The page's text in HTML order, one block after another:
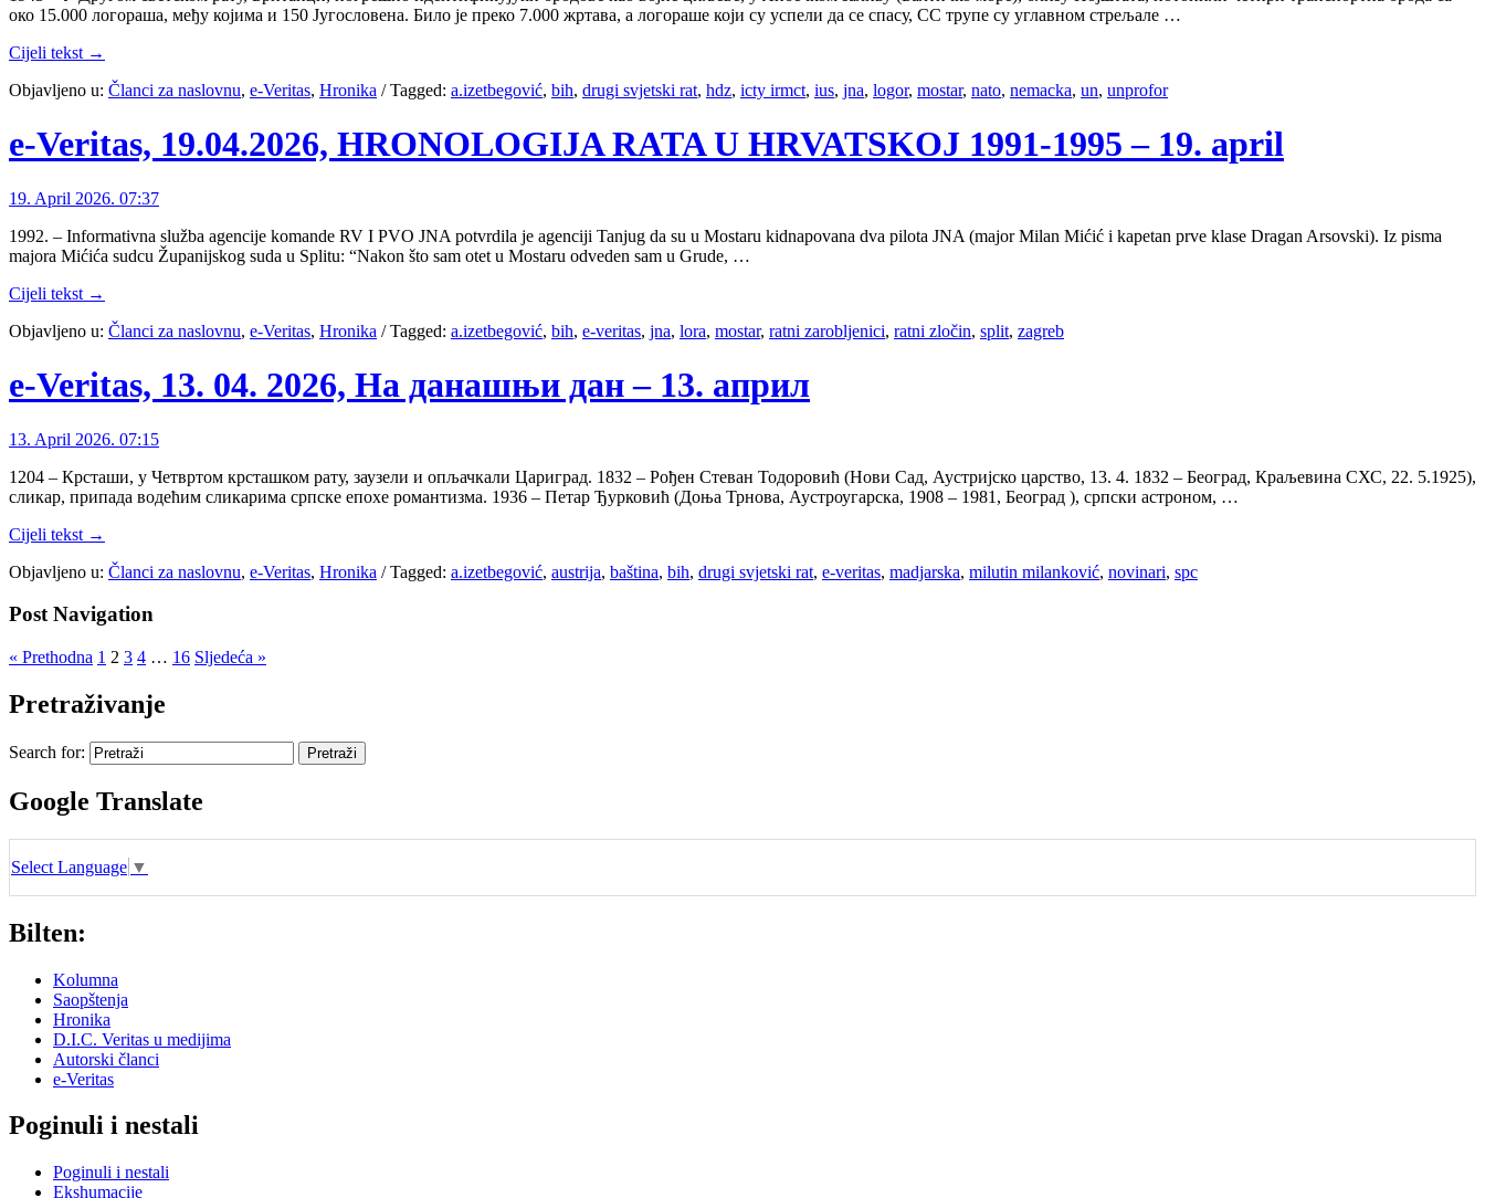
око 15.000 логораша, међу којима и 150 Југословена. Било је преко 7.000 жртава, а логораше који су успели да се спасу, СС трупе су углавном стрељале …
Cijeli tekst →
Objavljeno u: Članci za naslovnu, e-Veritas, Hronika /Tagged: a.izetbegović, bih, drugi svjetski rat, hdz, icty irmct, ius, jna, logor, mostar, nato, nemacka, un, unprofor
e-Veritas, 19.04.2026, HRONOLOGIJA RATA U HRVATSKOJ 1991-1995 – 19. april
19. April 2026. 07:37
1992. – Informativna služba agencije komande RV I PVO JNA potvrdila je agenciji Tanjug da su u Mostaru kidnapovana dva pilota JNA (major Milan Mićić i kapetan prve klase Dragan Arsovski). Iz pisma
majora Mićića sudcu Županijskog suda u Splitu: “Nakon što sam otet u Mostaru odveden sam u Grude, …
Cijeli tekst →
Objavljeno u: Članci za naslovnu, e-Veritas, Hronika /Tagged: a.izetbegović, bih, e-veritas, jna, lora, mostar, ratni zarobljenici, ratni zločin, split, zagreb
e-Veritas, 13. 04. 2026, На данашњи дан – 13. април
13. April 2026. 07:15
1204 – Крсташи, у Четвртом крсташком рату, заузели и опљачкали Цариград. 1832 – Рођен Стеван Тодоровић (Нови Сад, Аустријско царство, 13. 4. 1832 – Београд, Краљевина СХС, 22. 5.1925),
сликар, припада водећим сликарима српске епохе романтизма. 1936 – Петар Ђурковић (Доња Трнова, Аустроугарска, 1908 – 1981, Београд ), српски астроном, …
Cijeli tekst →
Objavljeno u: Članci za naslovnu, e-Veritas, Hronika /Tagged: a.izetbegović, austrija, baština, bih, drugi svjetski rat, e-veritas, madjarska, milutin milanković, novinari, spc
Post Navigation
« Prethodna 1 2 3 4 … 16 Sljedeća »
Pretraživanje
Search for:
Google Translate
Select Language ▼
Bilten:
Kolumna
Saopštenja
Hronika
D.I.C. Veritas u medijima
Autorski članci
e-Veritas
Poginuli i nestali
Poginuli i nestali
Ekshumacije